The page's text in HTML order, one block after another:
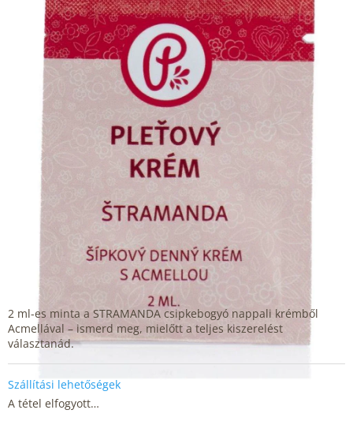
csillag.
Szállítási lehetőségek
A tétel elfogyott…
2 ml-es minta a STRAMANDA csipkebogyó nappali krémből
Acmellával – ismerd meg, mielőtt a teljes kiszerelést
választanád.